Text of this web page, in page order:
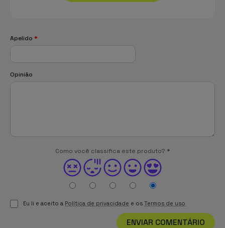
Apelido *
Opinião
Como você classifica este produto? *
Eu li e aceito a Política de privacidade e os Termos de uso
ENVIAR COMENTÁRIO